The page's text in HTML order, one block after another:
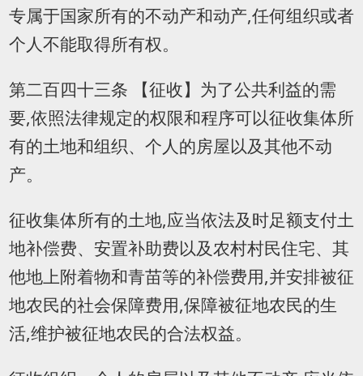
专属于国家所有的不动产和动产,任何组织或者
个人不能取得所有权。
第二百四十三条 【征收】为了公共利益的需
要,依照法律规定的权限和程序可以征收集体所
有的土地和组织、个人的房屋以及其他不动
产。
征收集体所有的土地,应当依法及时足额支付土
地补偿费、安置补助费以及农村村民住宅、其
他地上附着物和青苗等的补偿费用,并安排被征
地农民的社会保障费用,保障被征地农民的生
活,维护被征地农民的合法权益。